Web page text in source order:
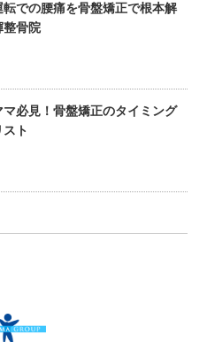
での腰痛を骨盤矯正で根本解
整骨院
必見！骨盤矯正のタイミング
スト